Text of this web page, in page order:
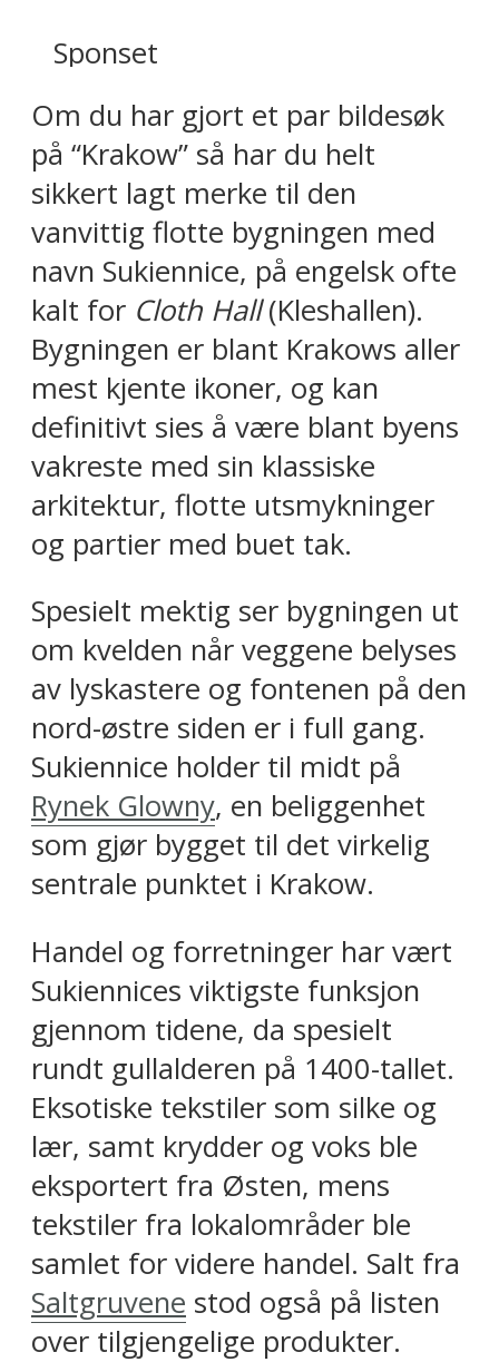
Sponset
Om du har gjort et par bildesøk
på “Krakow” så har du helt
sikkert lagt merke til den
vanvittig flotte bygningen med
navn Sukiennice, på engelsk ofte
kalt for Cloth Hall(Kleshallen).
Bygningen er blant Krakows aller
mest kjente ikoner, og kan
definitivt sies å være blant byens
vakreste med sin klassiske
arkitektur, flotte utsmykninger
og partier med buet tak.
Spesielt mektig ser bygningen ut
om kvelden når veggene belyses
av lyskastere og fontenen på den
nord-østre siden er i full gang.
Sukiennice holder til midt på
Rynek Glowny, en beliggenhet
som gjør bygget til det virkelig
sentrale punktet i Krakow.
Handel og forretninger har vært
Sukiennices viktigste funksjon
gjennom tidene, da spesielt
rundt gullalderen på 1400-tallet.
Eksotiske tekstiler som silke og
lær, samt krydder og voks ble
eksportert fra Østen, mens
tekstiler fra lokalområder ble
samlet for videre handel. Salt fra
Saltgruvene stod også på listen
over tilgjengelige produkter.